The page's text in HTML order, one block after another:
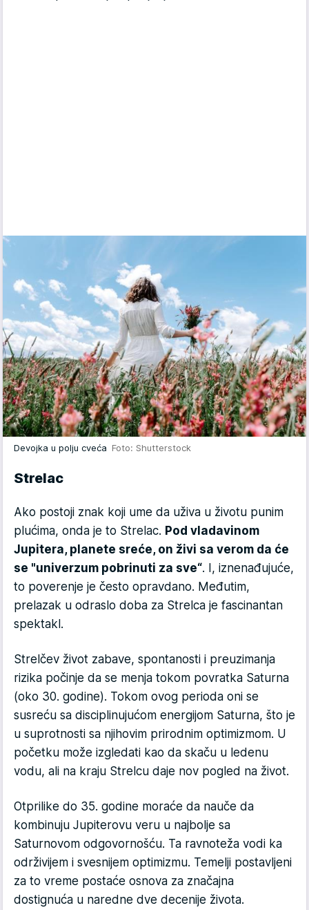
Devojka u polju cveća Foto: Shutterstock
Strelac
Ako postoji znak koji ume da uživa u životu punim
plućima, onda je to Strelac. Pod vladavinom
Jupitera, planete sreće, on živi sa verom da će
se "univerzum pobrinuti za sve“. I, iznenađujuće,
to poverenje je često opravdano. Međutim,
prelazak u odraslo doba za Strelca je fascinantan
spektakl.
Strelčev život zabave, spontanosti i preuzimanja
rizika počinje da se menja tokom povratka Saturna
(oko 30. godine). Tokom ovog perioda oni se
susreću sa disciplinujućom energijom Saturna, što je
u suprotnosti sa njihovim prirodnim optimizmom. U
početku može izgledati kao da skaču u ledenu
vodu, ali na kraju Strelcu daje nov pogled na život.
Otprilike do 35. godine moraće da nauče da
kombinuju Jupiterovu veru u najbolje sa
Saturnovom odgovornošću. Ta ravnoteža vodi ka
održivijem i svesnijem optimizmu. Temelji postavljeni
za to vreme postaće osnova za značajna
dostignuća u naredne dve decenije života.